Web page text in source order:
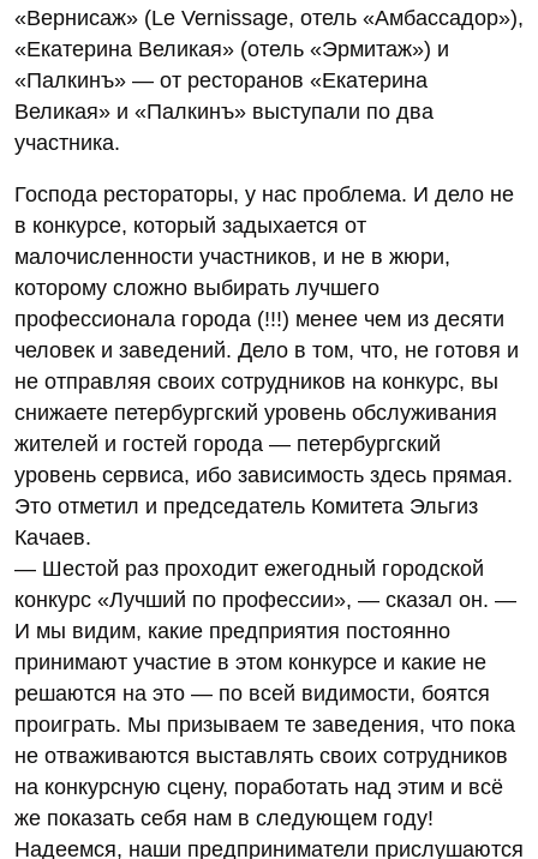
«Вернисаж» (Le Vernissage, отель «Амбассадор»),
«Екатерина Великая» (отель «Эрмитаж») и
«Палкинъ» — от ресторанов «Екатерина
Великая» и «Палкинъ» выступали по два
участника.
Господа рестораторы, у нас проблема. И дело не
в конкурсе, который задыхается от
малочисленности участников, и не в жюри,
которому сложно выбирать лучшего
профессионала города (!!!) менее чем из десяти
человек и заведений. Дело в том, что, не готовя и
не отправляя своих сотрудников на конкурс, вы
снижаете петербургский уровень обслуживания
жителей и гостей города — петербургский
уровень сервиса, ибо зависимость здесь прямая.
Это отметил и председатель Комитета Эльгиз
Качаев.
— Шестой раз проходит ежегодный городской
конкурс «Лучший по профессии», — сказал он. —
И мы видим, какие предприятия постоянно
принимают участие в этом конкурсе и какие не
решаются на это — по всей видимости, боятся
проиграть. Мы призываем те заведения, что пока
не отваживаются выставлять своих сотрудников
на конкурсную сцену, поработать над этим и всё
же показать себя нам в следующем году!
Надеемся, наши предприниматели прислушаются